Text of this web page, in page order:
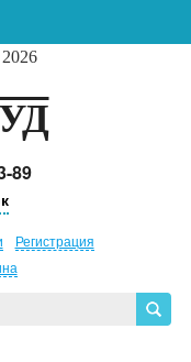
89
Регистрация